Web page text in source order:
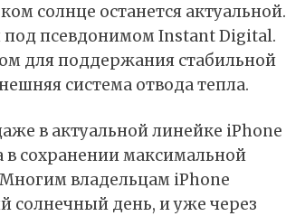
солнце останется актуальной.
под псевдонимом Instant Digital.
для поддержания стабильной
система отвода тепла.
в актуальной линейке iPhone
в сохранении максимальной
владельцам iPhone
солнечный день, и уже через